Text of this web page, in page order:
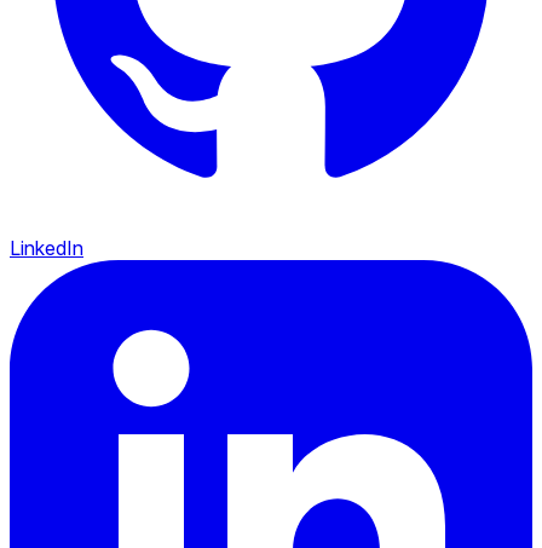
LinkedIn